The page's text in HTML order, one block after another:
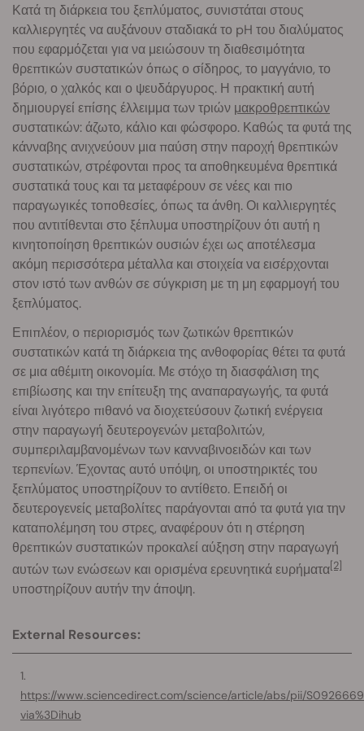
Κατά τη διάρκεια του ξεπλύματος, συνιστάται στους
καλλιεργητές να αυξάνουν σταδιακά το pH του διαλύματος
που εφαρμόζεται για να μειώσουν τη διαθεσιμότητα
θρεπτικών συστατικών όπως ο σίδηρος, το μαγγάνιο, το
βόριο, ο χαλκός και ο ψευδάργυρος. Η πρακτική αυτή
δημιουργεί επίσης έλλειμμα των τριών μακροθρεπτικών
συστατικών: άζωτο, κάλιο και φώσφορο. Καθώς τα φυτά της
κάνναβης ανιχνεύουν μια παύση στην παροχή θρεπτικών
συστατικών, στρέφονται προς τα αποθηκευμένα θρεπτικά
συστατικά τους και τα μεταφέρουν σε νέες και πιο
παραγωγικές τοποθεσίες, όπως τα άνθη. Οι καλλιεργητές
που αντιτίθενται στο ξέπλυμα υποστηρίζουν ότι αυτή η
κινητοποίηση θρεπτικών ουσιών έχει ως αποτέλεσμα
ακόμη περισσότερα μέταλλα και στοιχεία να εισέρχονται
στον ιστό των ανθών σε σύγκριση με τη μη εφαρμογή του
ξεπλύματος.
Επιπλέον, ο περιορισμός των ζωτικών θρεπτικών
συστατικών κατά τη διάρκεια της ανθοφορίας θέτει τα φυτά
σε μια αθέμιτη οικονομία. Με στόχο τη διασφάλιση της
επιβίωσης και την επίτευξη της αναπαραγωγής, τα φυτά
είναι λιγότερο πιθανό να διοχετεύσουν ζωτική ενέργεια
στην παραγωγή δευτερογενών μεταβολιτών,
συμπεριλαμβανομένων των κανναβινοειδών και των
τερπενίων. Έχοντας αυτό υπόψη, οι υποστηρικτές του
ξεπλύματος υποστηρίζουν το αντίθετο. Επειδή οι
δευτερογενείς μεταβολίτες παράγονται από τα φυτά για την
καταπολέμηση του στρες, αναφέρουν ότι η στέρηση
θρεπτικών συστατικών προκαλεί αύξηση στην παραγωγή
αυτών των ενώσεων και ορισμένα ερευνητικά ευρήματα[2]
υποστηρίζουν αυτήν την άποψη.
External Resources:
https://www.sciencedirect.com/science/article/abs/pii/
via%3Dihub